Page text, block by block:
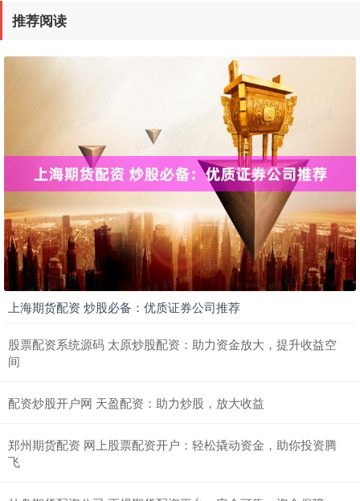
推荐阅读
上海期货配资 炒股必备：优质证券公司推荐
股票配资系统源码 太原炒股配资：助力资金放大，提升收益空
间
配资炒股开户网 天盈配资：助力炒股，放大收益
郑州期货配资 网上股票配资开户：轻松撬动资金，助你投资腾
飞